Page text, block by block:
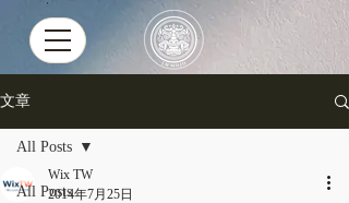
文章
All Posts
All Posts
Wix TW
2014年7月25日